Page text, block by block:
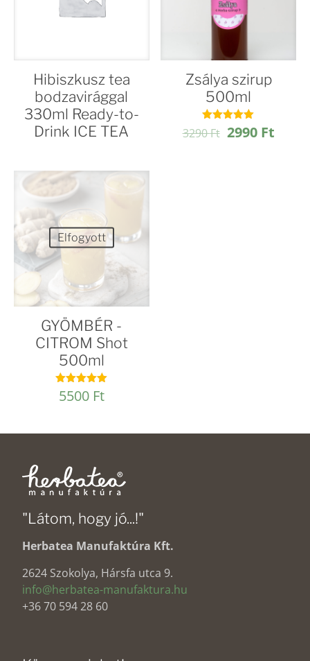
Hibiszkusz tea
bodzavirággal
330ml Ready-to-
Drink ICE TEA
Zsálya szirup
500ml
Értékelés:
4.98
3290Ft Original
2990 Ft
Elfogyott
GYÖMBÉR -
CITROM Shot
500ml
Értékelés:
5.00
5500 Ft
"Látom, hogy jó...!"
Herbatea Manufaktúra Kft.
2624 Szokolya, Hársfa utca 9.
info@herbatea-manufaktura.hu
+36 70 594 28 60